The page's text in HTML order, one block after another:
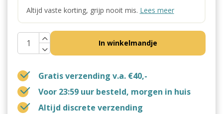
Altijd vaste korting, grijp nooit mis. Lees meer
In winkelmandje
Gratis verzending v.a. €40,-
Voor 23:59 uur besteld, morgen in huis
Altijd discrete verzending